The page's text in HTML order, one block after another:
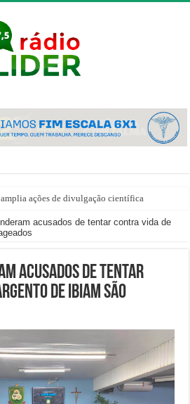
amplia ações de divulgação científica
acusados de tentar contra vida de
acusados de tentar
de Ibiam são